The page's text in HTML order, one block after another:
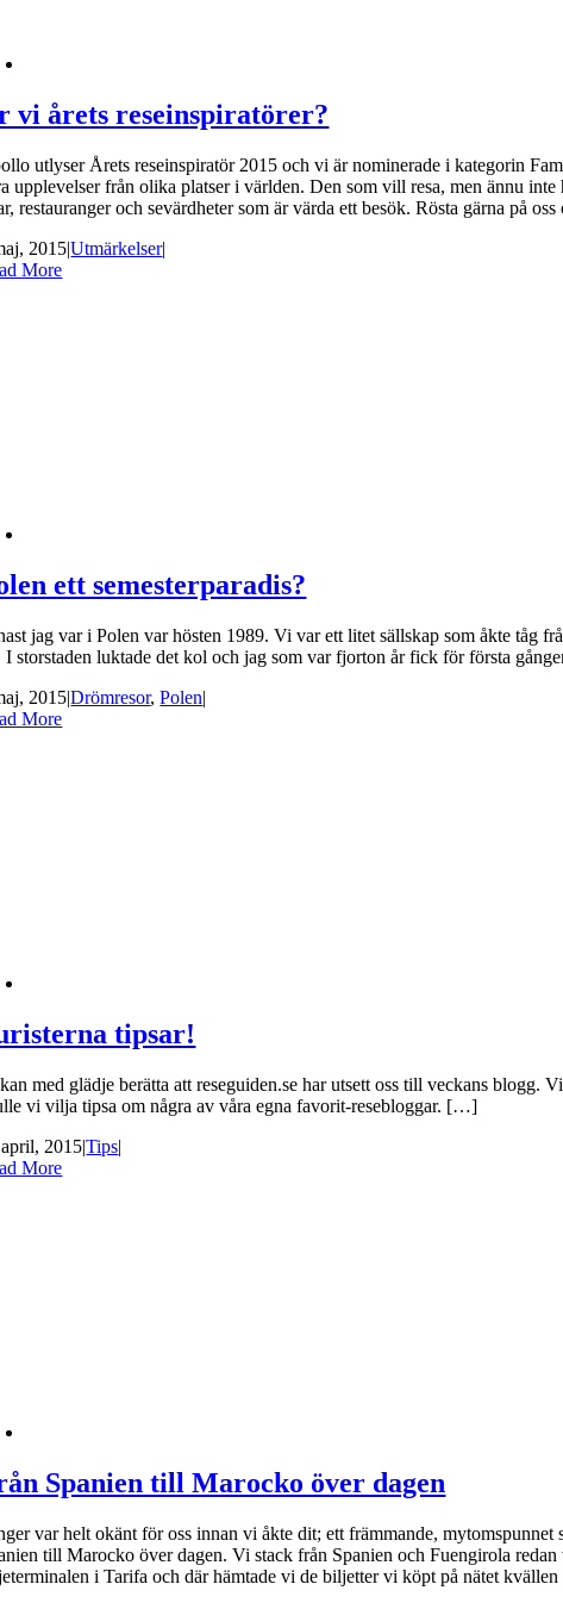
vi årets reseinspiratörer?
utlyser Årets reseinspiratör 2015 och vi är nominerade i kategorin
upplevelser från olika platser i världen. Den som vill resa, men ännu
restauranger och sevärdheter som är värda ett besök. Rösta gärna på
2015|Utmärkelser|
More
ett semesterparadis?
jag var i Polen var hösten 1989. Vi var ett litet sällskap som åkte tåg
I storstaden luktade det kol och jag som var fjorton år fick för första
2015|Drömresor,Polen|
More
tipsar!
med glädje berätta att reseguiden.se har utsett oss till veckans
vi vilja tipsa om några av våra egna favorit-resebloggar. […]
2015|Tips|
More
Spanien till Marocko över dagen
var helt okänt för oss innan vi åkte dit; ett främmande,
till Marocko över dagen. Vi stack från Spanien och Fuengirola
i Tarifa och där hämtade vi de biljetter vi köpt på nätet